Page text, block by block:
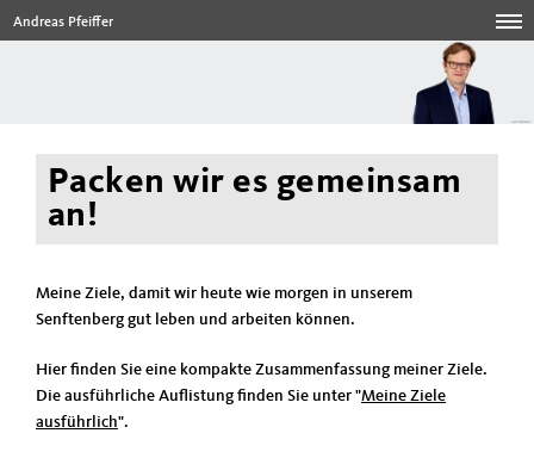
Andreas Pfeiffer
Packen wir es gemeinsam
an!
Meine Ziele, damit wir heute wie morgen in unserem
Senftenberg gut leben und arbeiten können.
Hier finden Sie eine kompakte Zusammenfassung meiner Ziele.
Die ausführliche Auflistung finden Sie unter "Meine Ziele
ausführlich".